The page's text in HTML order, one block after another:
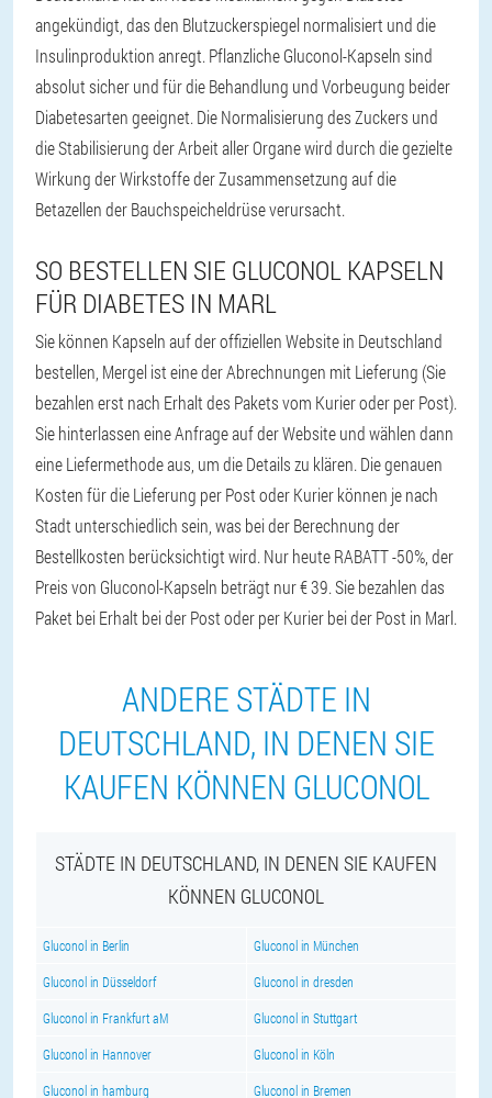
angekündigt, das den Blutzuckerspiegel normalisiert und die
Insulinproduktion anregt. Pflanzliche Gluconol-Kapseln sind
absolut sicher und für die Behandlung und Vorbeugung beider
Diabetesarten geeignet. Die Normalisierung des Zuckers und
die Stabilisierung der Arbeit aller Organe wird durch die gezielte
Wirkung der Wirkstoffe der Zusammensetzung auf die
Betazellen der Bauchspeicheldrüse verursacht.
SO BESTELLEN SIE GLUCONOL KAPSELN
FÜR DIABETES IN MARL
Sie können Kapseln auf der offiziellen Website in Deutschland
bestellen, Mergel ist eine der Abrechnungen mit Lieferung (Sie
bezahlen erst nach Erhalt des Pakets vom Kurier oder per Post).
Sie hinterlassen eine Anfrage auf der Website und wählen dann
eine Liefermethode aus, um die Details zu klären. Die genauen
Kosten für die Lieferung per Post oder Kurier können je nach
Stadt unterschiedlich sein, was bei der Berechnung der
Bestellkosten berücksichtigt wird. Nur heute RABATT -50%, der
Preis von Gluconol-Kapseln beträgt nur € 39. Sie bezahlen das
Paket bei Erhalt bei der Post oder per Kurier bei der Post in Marl.
ANDERE STÄDTE IN
DEUTSCHLAND, IN DENEN SIE
KAUFEN KÖNNEN GLUCONOL
STÄDTE IN DEUTSCHLAND, IN DENEN SIE KAUFEN
KÖNNEN GLUCONOL
Gluconol in Berlin Gluconol in München
Gluconol in Düsseldorf Gluconol in dresden
Gluconol in Frankfurt aM Gluconol in Stuttgart
Gluconol in Hannover Gluconol in Köln
Gluconol in hamburg Gluconol in Bremen